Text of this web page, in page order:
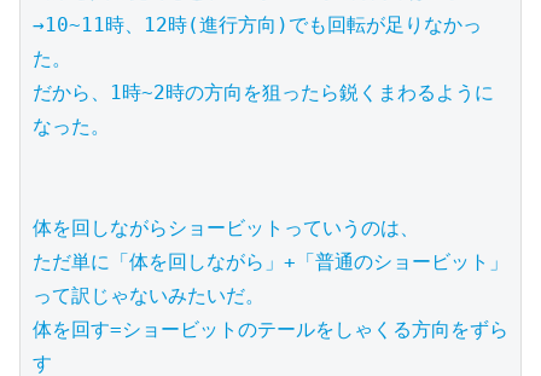
→10~11時、12時(進行方向)でも回転が足りなかっ
た。
だから、1時~2時の方向を狙ったら鋭くまわるように
なった。
体を回しながらショービットっていうのは、
ただ単に「体を回しながら」+「普通のショービット」
って訳じゃないみたいだ。
体を回す=ショービットのテールをしゃくる方向をずら
す